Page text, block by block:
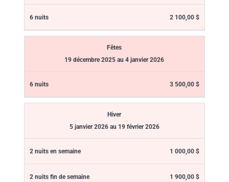
2 100,00 $
Fêtes
19 décembre 2025 au 4 janvier 2026
3 500,00 $
Hiver
5 janvier 2026 au 19 février 2026
1 000,00 $
1 900,00 $